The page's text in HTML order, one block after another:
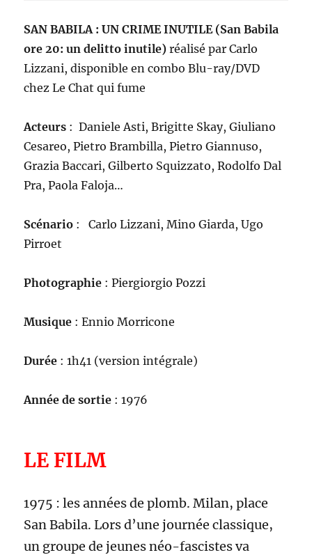
SAN BABILA : UN CRIME INUTILE (San Babila
ore 20: un delitto inutile)réalisé par Carlo
Lizzani, disponible en combo Blu-ray/DVD
chez Le Chat qui fume
Acteurs : Daniele Asti, Brigitte Skay, Giuliano
Cesareo, Pietro Brambilla, Pietro Giannuso,
Grazia Baccari, Gilberto Squizzato, Rodolfo Dal
Pra, Paola Faloja…
Scénario :
Carlo Lizzani, Mino Giarda, Ugo
Pirroet
Photographie : Piergiorgio Pozzi
Musique : Ennio Morricone
Durée : 1h41 (version intégrale)
Année de sortie : 1976
LE FILM
1975 : les années de plomb. Milan, place
San Babila. Lors d’une journée classique,
un groupe de jeunes néo-fascistes va